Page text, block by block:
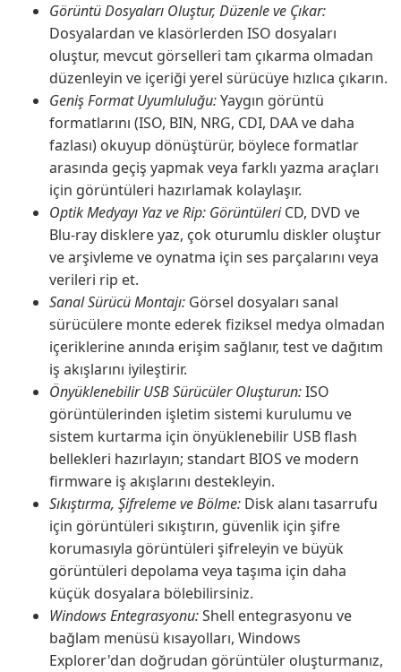
Görüntü Dosyaları Oluştur, Düzenle ve Çıkar:
Dosyalardan ve klasörlerden ISO dosyaları
oluştur, mevcut görselleri tam çıkarma olmadan
düzenleyin ve içeriği yerel sürücüye hızlıca çıkarın.
Geniş Format Uyumluluğu:Yaygın görüntü
formatlarını (ISO, BIN, NRG, CDI, DAA ve daha
fazlası) okuyup dönüştürür, böylece formatlar
arasında geçiş yapmak veya farklı yazma araçları
için görüntüleri hazırlamak kolaylaşır.
Optik Medyayı Yaz ve Rip: GörüntüleriCD, DVD ve
Blu-ray disklere yaz, çok oturumlu diskler oluştur
ve arşivleme ve oynatma için ses parçalarını veya
verileri rip et.
Sanal Sürücü Montajı: Görsel dosyaları sanal
sürücülere monte ederek fiziksel medya olmadan
içeriklerine anında erişim sağlanır, test ve dağıtım
iş akışlarını iyileştirir.
Önyüklenebilir USB Sürücüler Oluşturun:ISO
görüntülerinden işletim sistemi kurulumu ve
sistem kurtarma için önyüklenebilir USB flash
bellekleri hazırlayın; standart BIOS ve modern
firmware iş akışlarını destekleyin.
Sıkıştırma, Şifreleme ve Bölme: Disk alanı tasarrufu
için görüntüleri sıkıştırın, güvenlik için şifre
korumasıyla görüntüleri şifreleyin ve büyük
görüntüleri depolama veya taşıma için daha
küçük dosyalara bölebilirsiniz.
Windows Entegrasyonu:Shell entegrasyonu ve
bağlam menüsü kısayolları, Windows
Explorer'dan doğrudan görüntüler oluşturmanız,